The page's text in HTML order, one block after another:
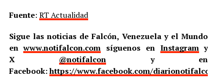
Fuente: RT Actualidad
Sigue las noticias de Falcón, Venezuela y el Mundo
enwww.notifalcon.com síguenos en Instagramy
X @notifalcon y en
Facebook:https://www.facebook.com/